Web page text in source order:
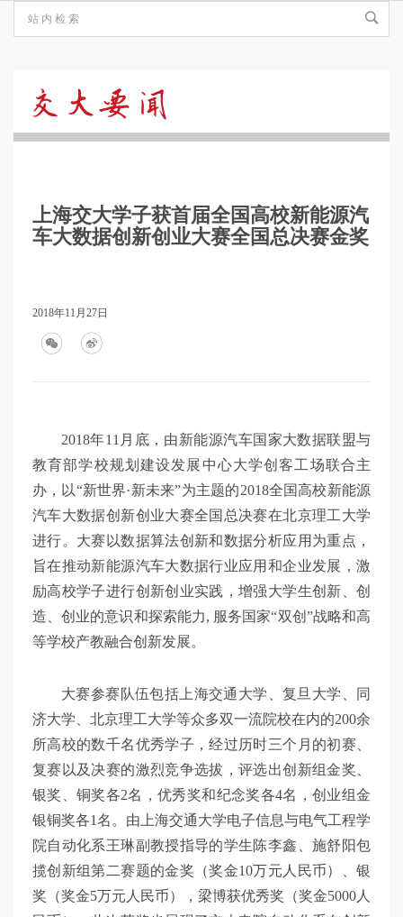
要
上海交大学子获首届全国高校新能源汽
车大数据创新创业大赛全国总决赛金奖
2018年11月27日
2018年11月底，由新能源汽车国家大数据联盟与
教育部学校规划建设发展中心大学创客工场联合主
办，以“新世界·新未来”为主题的2018全国高校新能源
汽车大数据创新创业大赛全国总决赛在北京理工大学
进行。大赛以数据算法创新和数据分析应用为重点，
旨在推动新能源汽车大数据行业应用和企业发展，激
励高校学子进行创新创业实践，增强大学生创新、创
造、创业的意识和探索能力, 服务国家“双创”战略和高
等学校产教融合创新发展。
大赛参赛队伍包括上海交通大学、复旦大学、同
济大学、北京理工大学等众多双一流院校在内的200余
所高校的数千名优秀学子，经过历时三个月的初赛、
复赛以及决赛的激烈竞争选拔，评选出创新组金奖、
银奖、铜奖各2名，优秀奖和纪念奖各4名，创业组金
银铜奖各1名。由上海交通大学电子信息与电气工程学
院自动化系王琳副教授指导的学生陈李鑫、施舒阳包
揽创新组第二赛题的金奖（奖金10万元人民币）、银
奖（奖金5万元人民币），梁博获优秀奖（奖金5000人